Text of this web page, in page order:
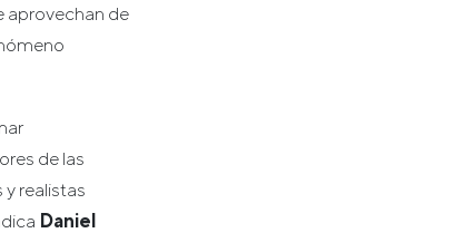
aprovechan de
de las
y realistas
Daniel